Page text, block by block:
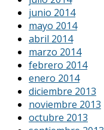
junio 2014
mayo 2014
abril 2014
marzo 2014
febrero 2014
enero 2014
diciembre 2013
noviembre 2013
octubre 2013